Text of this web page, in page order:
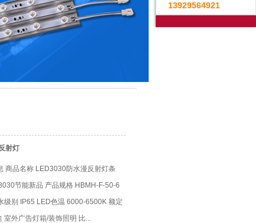
射灯
商品名称 LED3030防水漫反射灯条
节能新品 产品规格 HBMH-F-50-6
级别 IP65 LED色温 6000-6500K 额定
室外广告灯箱/装饰照明 比...
13929564921